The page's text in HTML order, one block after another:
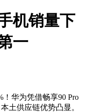
机销量下
一
！华为凭借畅享90 Pro
土供应链优势凸显。